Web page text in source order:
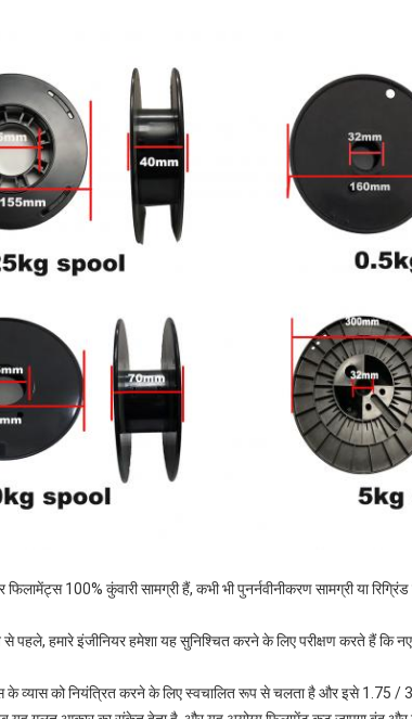
फिलामेंट्स 100% कुंवारी सामग्री हैं, कभी भी पुनर्नवीनीकरण सामग्री या
पहले, हमारे इंजीनियर हमेशा यह सुनिश्चित करने के लिए परीक्षण करते हैं कि
व्यास को नियंत्रित करने के लिए स्वचालित रूप से चलता है और इसे 1.75 /